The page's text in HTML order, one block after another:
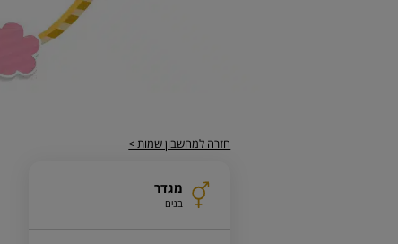
חזרה למחשבון שמות >
מגדר
בנים